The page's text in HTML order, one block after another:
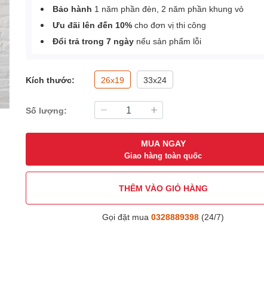
Bảo hành 1 năm phần đèn, 2 năm phần khung vỏ
Ưu đãi lên đến 10%cho đơn vị thi công
Đổi trả trong 7 ngày nếu sản phẩm lỗi
Kích thước: 26x19 33x24
Số lượng:
MUA NGAY
Giao hàng toàn quốc
THÊM VÀO GIỎ HÀNG
Gọi đặt mua0328889398 (24/7)